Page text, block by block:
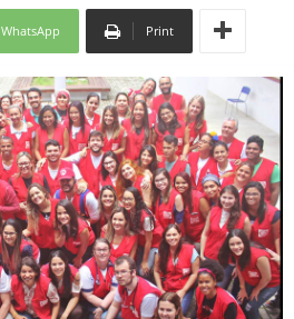
WhatsApp Print